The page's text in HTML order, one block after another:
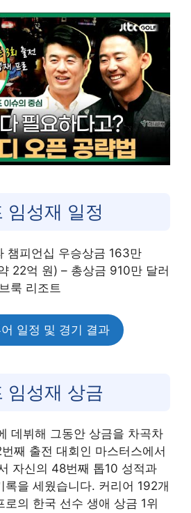
임성재 일정
챔피언십 우승상금 163만
22억 원) – 총상금 910만 달러
룩 리조트
일정 및 경기 결과
임성재 상금
데뷔해 그동안 상금을 차곡차
째 출전 대회인 마스터스에서
자신의 48번째 톱10 성적과
록을 세웠습니다. 커리어 192개
의 한국 선수 생애 상금 1위